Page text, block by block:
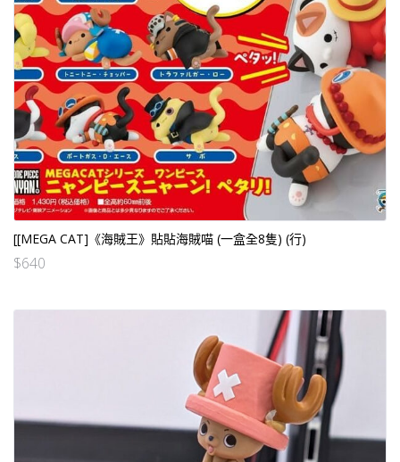
[[MEGA CAT]《海賊王》貼貼海賊喵 (一盒全8隻) (行)
$640